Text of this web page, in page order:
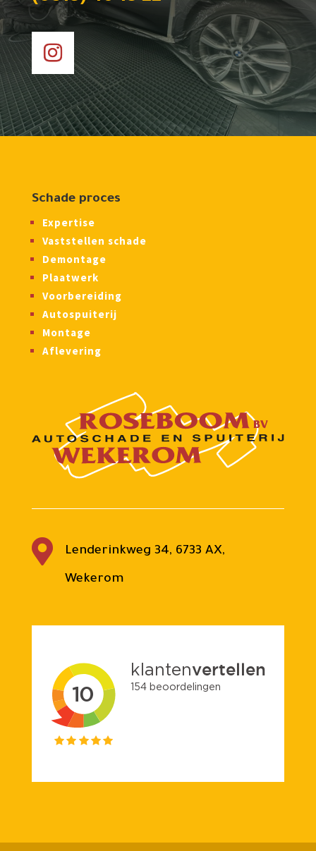
Schade proces
Expertise
Vaststellen schade
Demontage
Plaatwerk
Voorbereiding
Autospuiterij
Montage
Aflevering

Lenderinkweg 34, 6733 AX,
Wekerom